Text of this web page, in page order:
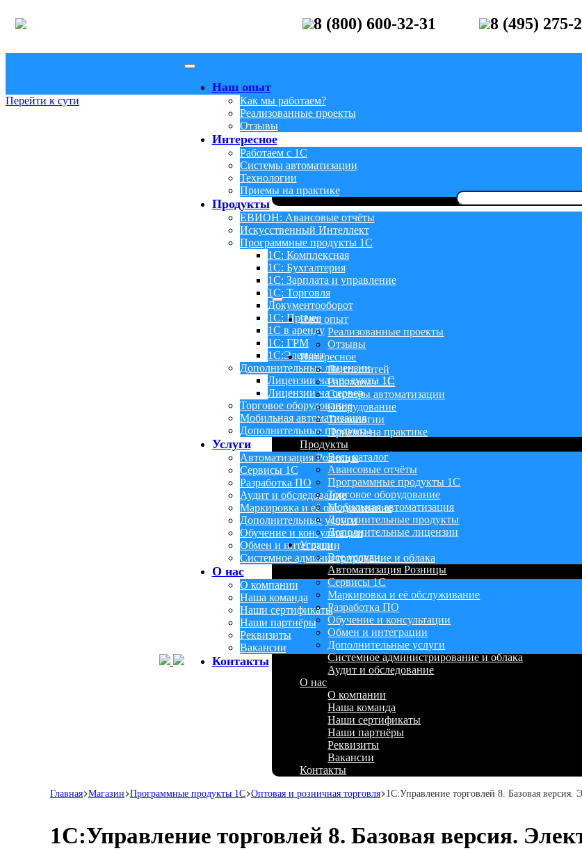
8 (800) 600-32-31 8 (495) 275-
Наш опыт
Как мы работаем?
Реализованные проекты
Отзывы
Интересное
Работаем с 1С
Системы автоматизации
Технологии
Приемы на практике
Продукты
ЕВИОН: Авансовые отчёты
Искусственный Интеллект
Программные продукты 1С
1С: Комплексная
1С: Бухгалтерия
1С: Зарплата и управление
1С: Торговля
Документооборот
1С: Прочее
1С в аренду
1С: ГРМ
1С:Элемент
Дополнительные лицензии
Лицензии на продукты 1С
Лицензии на сервер
Торговое оборудование
Мобильная автоматизация
Дополнительные продукты
Услуги
Автоматизация Розницы
Сервисы 1С
Разработка ПО
Аудит и обследование
Маркировка и её обслуживание
Дополнительные услуги
Обучение и консультации
Обмен и интеграции
Системное администрирование и облака
О нас
О компании
Наша команда
Наши сертификаты
Наши партнёры
Реквизиты
Вакансии
Контакты
Перейти к сути
Найти:
Наш опыт
Реализованные проекты
Отзывы
Интересное
Лента статей
Работаем с 1С
Системы автоматизации
Оборудование
Технологии
Приемы на практике
Продукты
Весь каталог
Авансовые отчёты
Программные продукты 1С
Торговое оборудование
Мобильная автоматизация
Дополнительные продукты
Дополнительные лицензии
Услуги
Все услуги
Автоматизация Розницы
Сервисы 1С
Маркировка и её обслуживание
Разработка ПО
Обучение и консультации
Обмен и интеграции
Дополнительные услуги
Системное администрирование и облака
Аудит и обследование
О нас
О компании
Наша команда
Наши сертификаты
Наши партнёры
Реквизиты
Вакансии
Контакты
Главная Магазин Программные продукты 1С Оптовая и розничная торговля 1С:Управление торговлей 8. Базовая версия.
1С:Управление торговлей 8. Базовая версия.